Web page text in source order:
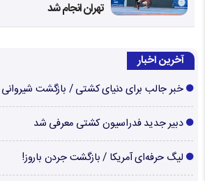
تهران انجام شد
آخرین اخبار
خبر جالب برای دنیای کشتی / بازگشت
دبیر جدید فدراسیون کشتی معرفی شد
لیگ حرفه‌ای آمریکا / بازگشت جردن باروز!